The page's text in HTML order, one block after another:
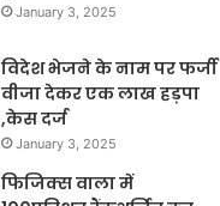
January 3, 2025
विदेश भेजने के नाम पर फर्जी
वीजा देकर एक लाख हड़पा
,केस दर्ज
January 3, 2025
फिजिक्स वाला में